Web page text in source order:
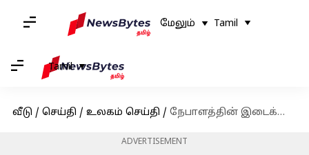
மேலும் Tamil
Tamil
வீடு / செய்தி / உலகம் செய்தி / நேபாளத்தின் இடைக்காலப் பிரதமராக சுசீலா கார்க்கி இன்று இரவு பதவியேற்க உள்ளதாக தகவல்
ADVERTISEMENT